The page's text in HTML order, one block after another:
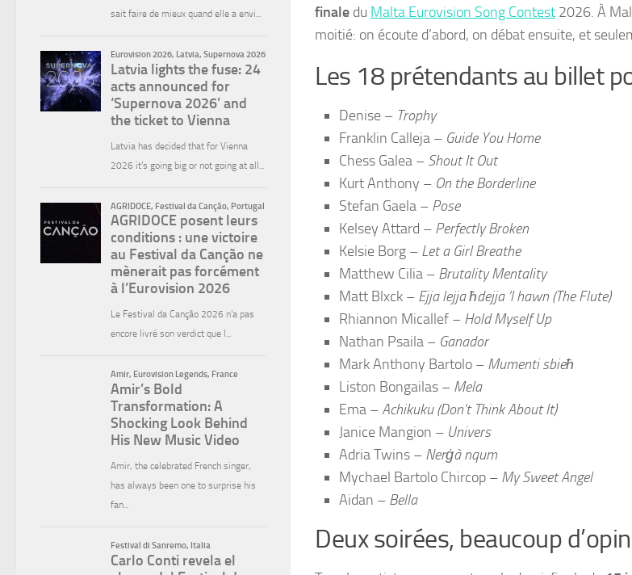
finale du Malta Eurovision Song Contest 2026. À
moitié: on écoute d’abord, on débat ensuite, et
Les 18 prétendants au billet
Denise – Trophy
Franklin Calleja – Guide You Home
Chess Galea – Shout It Out
Kurt Anthony – On the Borderline
Stefan Gaela – Pose
Kelsey Attard – Perfectly Broken
Kelsie Borg – Let a Girl Breathe
Matthew Cilia – Brutality Mentality
Matt Blxck – Ejja lejja ħdejja ’l hawn (The Flute)
Rhiannon Micallef – Hold Myself Up
Nathan Psaila – Ganador
Mark Anthony Bartolo – Mumenti sbieħ
Liston Bongailas – Mela
Ema –Achikuku (Don’t Think About It)
Janice Mangion – Univers
Adria Twins – Nerġà nqum
Mychael Bartolo Chircop – My Sweet Angel
Aidan – Bella
Deux soirées, beaucoup